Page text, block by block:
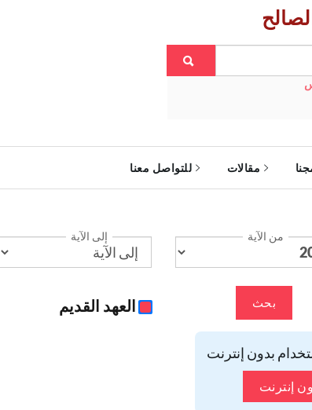
مقالات للتواصل معنا
من الآية إلى الآية
بحث العهد القديم
بدون إنترنت
إنترنت